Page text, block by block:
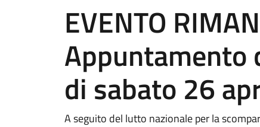
EVENTO
Appuntamento
di sabato 26
A seguito del lutto nazionale per la